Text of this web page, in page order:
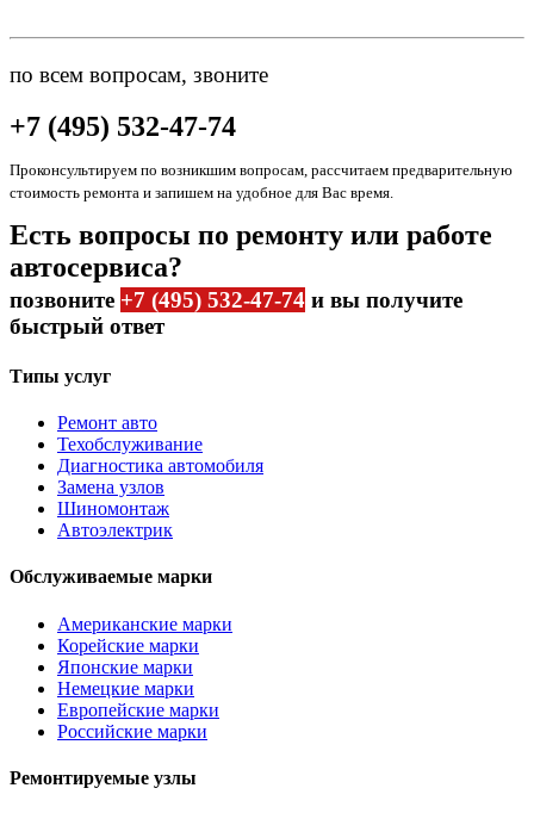
по всем вопросам, звоните
+7 (495) 532-47-74
Проконсультируем по возникшим вопросам, рассчитаем предварительную
стоимость ремонта и запишем на удобное для Вас время.
Есть вопросы по ремонту или работе
автосервиса?
позвоните +7 (495) 532-47-74 и вы получите
быстрый ответ
Типы услуг
Ремонт авто
Техобслуживание
Диагностика автомобиля
Замена узлов
Шиномонтаж
Автоэлектрик
Обслуживаемые марки
Американские марки
Корейские марки
Японские марки
Немецкие марки
Европейские марки
Российские марки
Ремонтируемые узлы